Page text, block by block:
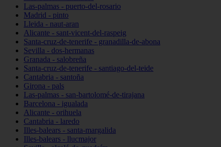
Las-palmas - puerto-del-rosario
Madrid - pinto
Lleida - naut-aran
Alicante - sant-vicent-del-raspeig
Santa-cruz-de-tenerife - granadilla-de-abona
Sevilla - dos-hermanas
Granada - salobreña
Santa-cruz-de-tenerife - santiago-del-teide
Cantabria - santoña
Girona - pals
Las-palmas - san-bartolomé-de-tirajana
Barcelona - igualada
Alicante - orihuela
Cantabria - laredo
Illes-balears - santa-margalida
Illes-balears - llucmajor